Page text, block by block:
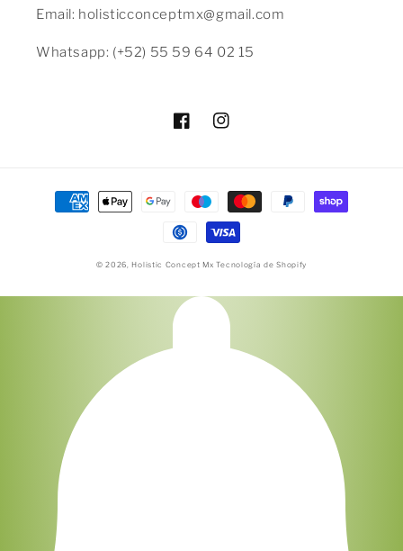
Email: holisticconceptmx@gmail.com
Whatsapp: (+52) 55 59 64 02 15
FacebookInstagram
Formas
© 2026, Holistic Concept Mx Tecnología de Shopify